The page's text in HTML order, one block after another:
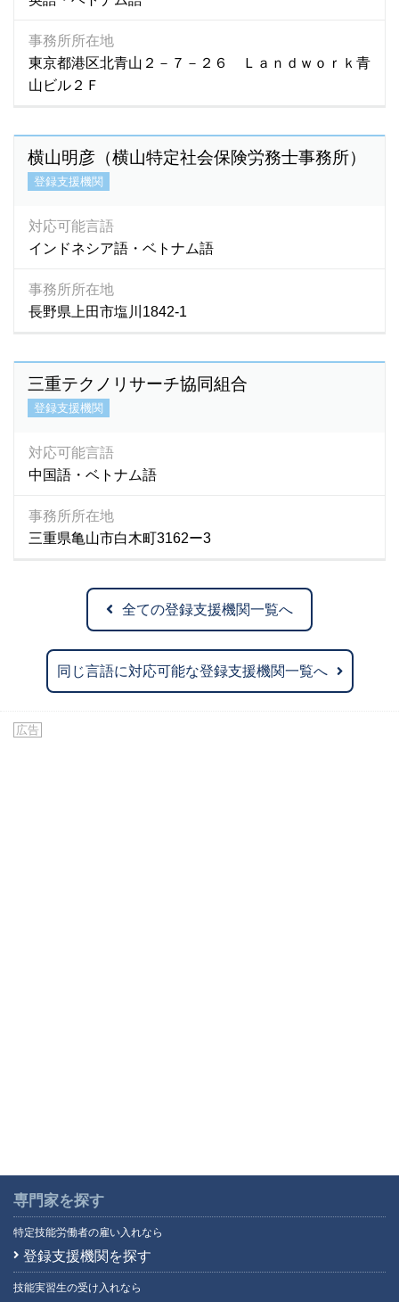
事務所所在地
東京都港区北青山２－７－２６ Ｌａｎｄｗｏｒｋ青
山ビル２Ｆ
横山明彦（横山特定社会保険労務士事務所）
登録支援機関
対応可能言語
インドネシア語・ベトナム語
事務所所在地
長野県上田市塩川1842‐1
三重テクノリサーチ協同組合
登録支援機関
対応可能言語
中国語・ベトナム語
事務所所在地
三重県亀山市白木町3162ー3
全ての登録支援機関一覧へ
同じ言語に対応可能な登録支援機関一覧へ
広告
専門家を探す
特定技能労働者の雇い入れなら
登録支援機関を探す
技能実習生の受け入れなら